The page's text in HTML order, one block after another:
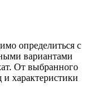
определиться с
вариантами
От выбранного
и характеристики